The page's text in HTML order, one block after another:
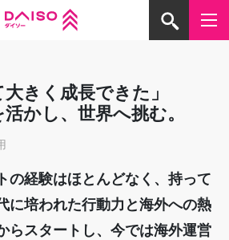
WORK 働く
大きく成長できた」
かし、世界へ挑む。
の経験はほとんどなく、持って
に培われた行動力と海外への熱
らスタートし、今では海外運営